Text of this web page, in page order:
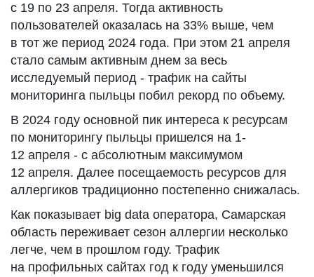
с 19 по 23 апреля. Тогда активность
пользователей оказалась на 33% выше, чем
в тот же период 2024 года. При этом 21 апреля
стало самым активным днем за весь
исследуемый период - трафик на сайты
мониторинга пыльцы побил рекорд по объему.
В 2024 году основной пик интереса к ресурсам
по мониторингу пыльцы пришелся на 1-
12 апреля - с абсолютным максимумом
12 апреля. Далее посещаемость ресурсов для
аллергиков традиционно постепенно снижалась.
Как показывает big data оператора, Самарская
область переживает сезон аллергии несколько
легче, чем в прошлом году. Трафик
на профильных сайтах год к году уменьшился